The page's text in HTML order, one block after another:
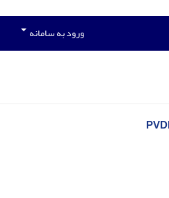
ورود به سامانه